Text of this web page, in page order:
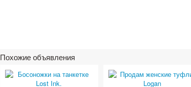
Похожие объявления